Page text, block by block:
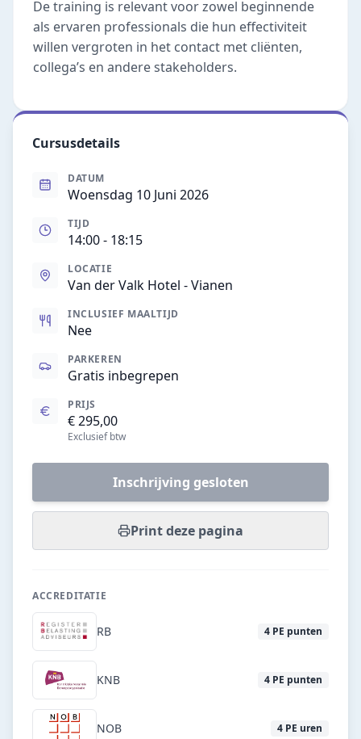
De training is relevant voor zowel beginnende
als ervaren professionals die hun effectiviteit
willen vergroten in het contact met cliënten,
collega’s en andere stakeholders.
Cursusdetails
DATUM
Woensdag 10 Juni 2026
TIJD
14:00- 18:15
LOCATIE
Van der Valk Hotel - Vianen
INCLUSIEF MAALTIJD
Nee
PARKEREN
Gratis inbegrepen
PRIJS
€ 295,00
Exclusief btw
Inschrijving gesloten
Print deze pagina
ACCREDITATIE
RB 4 PE punten
KNB 4 PE punten
NOB 4 PE uren